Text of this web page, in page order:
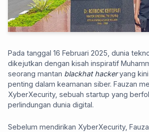
Pada tanggal 16 Februari 2025, dunia
dikejutkan dengan kisah inspiratif
seorang mantan blackhat hackeryang
penting dalam keamanan siber. Fauzan
XyberXecurity, sebuah startup yang
perlindungan dunia digital.
Sebelum mendirikan XyberXecurity,